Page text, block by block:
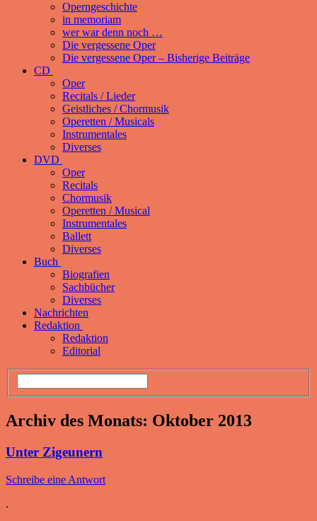
Operngeschichte
in memoriam
wer war denn noch …
Die vergessene Oper
Die vergessene Oper – Bisherige Beiträge
CD
Oper
Recitals / Lieder
Geistliches / Chormusik
Operetten / Musicals
Instrumentales
Diverses
DVD
Oper
Recitals
Chormusik
Operetten / Musical
Instrumentales
Ballett
Diverses
Buch
Biografien
Sachbücher
Diverses
Nachrichten
Redaktion
Redaktion
Editorial
Archiv des Monats: Oktober 2013
Unter Zigeunern
Schreibe eine Antwort
.